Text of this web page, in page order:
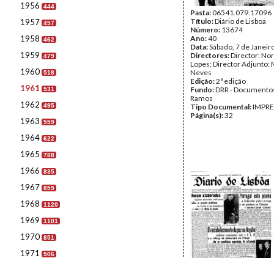
1956 444
1957 457
1958 462
1959 479
1960 518
1961 531
1962 495
1963 559
1964 622
1965 788
1966 835
1967 859
1968 1120
1969 1101
1970 851
1971 506
Pasta:06541.079.17096
Título:Diário de Lisboa
Número: 13674
Ano:40
Data:Sábado, 7 de
Directores:Director:
Lopes; Director Adjunto:
Neves
Edição:2ª edição
Fundo:DRR -
Ramos
Tipo Documental:
Página(s):32